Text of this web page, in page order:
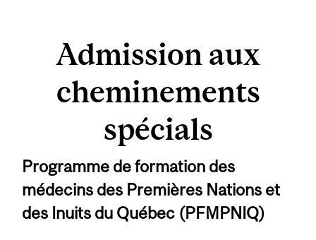
Admission aux
cheminements
spécials
Programme de formation des
médecins des Premières Nations et
des Inuits du Québec (PFMPNIQ)